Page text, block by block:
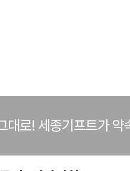
대로! 세종기프트가 약